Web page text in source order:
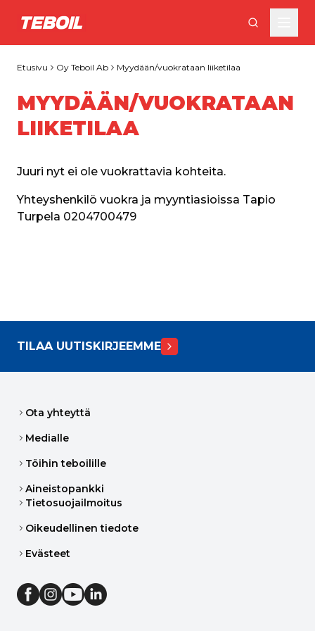
Siirry pääsisältöön
Etusivu Oy Teboil Ab Myydään/vuokrataan liiketilaa
MYYDÄÄN/VUOKRATAAN
LIIKETILAA
Juuri nyt ei ole vuokrattavia kohteita.
Yhteyshenkilö vuokra ja myyntiasioissa Tapio
Turpela 0204700479
TILAA UUTISKIRJEEMME
Ota yhteyttä
Medialle
Töihin teboilille
Aineistopankki
Tietosuojailmoitus
Oikeudellinen tiedote
Evästeet